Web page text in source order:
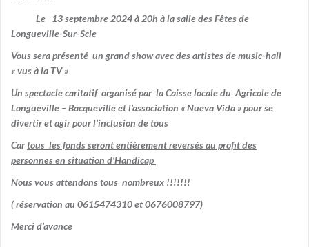
Le 13 septembre 2024 à 20h à la salle des Fêtes de
Longueville-Sur-Scie
Vous sera présenté un grand show avec des artistes de music-hall
« vus à la TV »
Un spectacle caritatif organisé par la Caisse locale du Agricole de
Longueville – Bacqueville et l’association « Nueva Vida » pour se
divertir et agir pour l’inclusion de tous
Cartous les fonds seront entièrement reversés au profit des
personnes en situation d’Handicap
Nous vous attendons tous nombreux !!!!!!!
( réservation au 0615474310 et 0676008797)
Merci d’avance